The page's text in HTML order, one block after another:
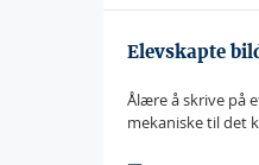
Elevskapte
Ålære å skrive på
mekaniske til det